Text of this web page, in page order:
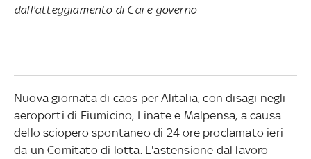
dall'atteggiamento di Cai e governo
Nuova giornata di caos per Alitalia, con disagi negli
aeroporti di Fiumicino, Linate e Malpensa, a causa
dello sciopero spontaneo di 24 ore proclamato ieri
da un Comitato di lotta. L'astensione dal lavoro